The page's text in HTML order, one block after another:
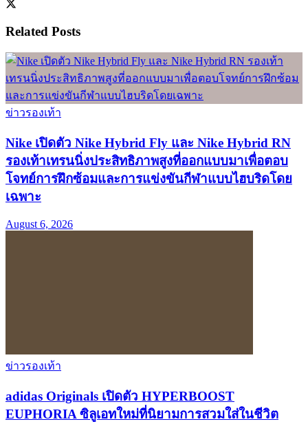
Related Posts
ข่าวรองเท้า
Nike เปิดตัว Nike Hybrid Fly และ Nike Hybrid RN
รองเท้าเทรนนิ่งประสิทธิภาพสูงที่ออกแบบมาเพื่อตอบ
โจทย์การฝึกซ้อมและการแข่งขันกีฬาแบบไฮบริดโดย
เฉพาะ
August 6, 2026
ข่าวรองเท้า
adidas Originals เปิดตัว HYPERBOOST
EUPHORIA ซิลูเอทใหม่ที่นิยามการสวมใส่ในชีวิต